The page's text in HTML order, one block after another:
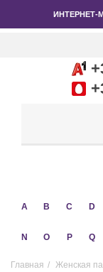
ИНТЕРНЕТ-
A B C D
N O P Q
Главная / Женская